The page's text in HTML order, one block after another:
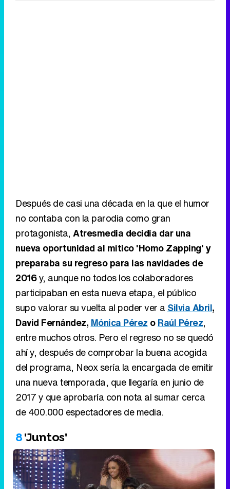
Después de casi una década en la que el humor
no contaba con la parodia como gran
protagonista, Atresmedia decidía dar una
nueva oportunidad al mítico 'Homo Zapping' y
preparaba su regreso para las navidades de
2016y, aunque no todos los colaboradores
participaban en esta nueva etapa, el público
supo valorar su vuelta al poder ver a Silvia Abril,
David Fernández, Mónica Pérez oRaúl Pérez,
entre muchos otros. Pero el regreso no se quedó
ahí y, después de comprobar la buena acogida
del programa, Neox sería la encargada de emitir
una nueva temporada, que llegaría en junio de
2017 y que aprobaría con nota al sumar cerca
de 400.000 espectadores de media.
8'Juntos'